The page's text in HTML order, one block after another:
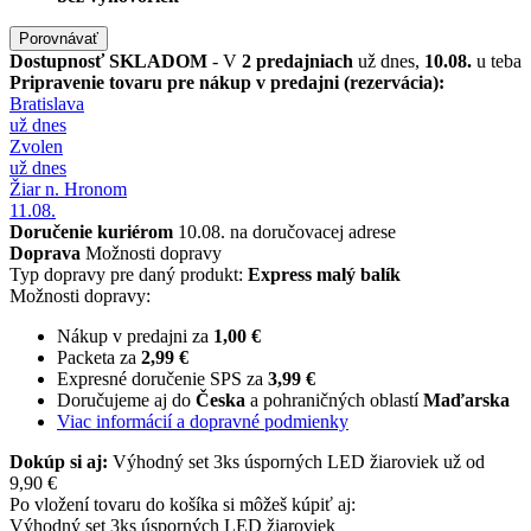
Porovnávať
DostupnosťSKLADOM - V 2 predajniach už dnes, 10.08. u teba
Pripravenie tovaru pre nákup v predajni (rezervácia):
Bratislava
už dnes
Zvolen
už dnes
Žiar n. Hronom
11.08.
Doručenie kuriérom 10.08. na doručovacej adrese
Doprava Možnosti dopravy
Typ dopravy pre daný produkt: Express malý balík
Možnosti dopravy:
Nákup v predajni za 1,00 €
Packeta za 2,99 €
Expresné doručenie SPS za 3,99 €
Doručujeme aj do Česka a pohraničných oblastíMaďarska
Viac informácií a dopravné podmienky
Dokúp si aj: Výhodný set 3ks úsporných LED žiaroviek už od
9,90 €
Po vložení tovaru do košíka si môžeš kúpiť aj:
Výhodný set 3ks úsporných LED žiaroviek